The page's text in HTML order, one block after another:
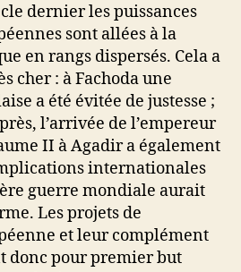
dernier les puissances
sont allées à la
en rangs dispersés. Cela a
cher : à Fachoda une
a été évitée de justesse ;
l’arrivée de l’empereur
II à Agadir a également
internationales
guerre mondiale aurait
Les projets de
et leur complément
donc pour premier but